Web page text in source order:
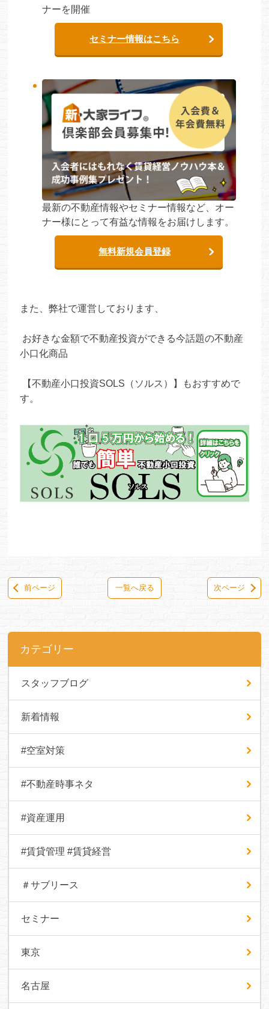
ナーを開催
セミナー情報はこちら
最新の不動産情報やセミナー情報など、オー
ナー様にとって有益な情報をお届けします。
無料新規会員登録
また、弊社で運営しております、
お好きな金額で不動産投資ができる今話題の不動産
小口化商品
【不動産小口投資SOLS（ソルス）】もおすすめで
す。
前ページ 一覧へ戻る 次ページ
カテゴリー
スタッフブログ
新着情報
#空室対策
#不動産時事ネタ
#資産運用
#賃貸管理 #賃貸経営
＃サブリース
セミナー
東京
名古屋